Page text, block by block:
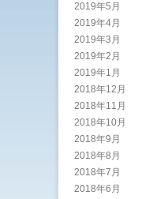
2019年5月
2019年4月
2019年3月
2019年2月
2019年1月
2018年12月
2018年11月
2018年10月
2018年9月
2018年8月
2018年7月
2018年6月